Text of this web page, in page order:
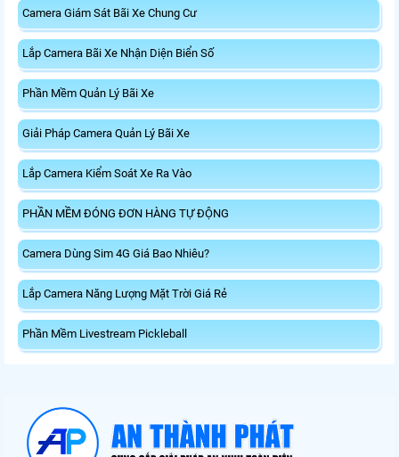
Camera Giám Sát Bãi Xe Chung Cư
Lắp Camera Bãi Xe Nhận Diện Biển Số
Phần Mềm Quản Lý Bãi Xe
Giải Pháp Camera Quản Lý Bãi Xe
Lắp Camera Kiểm Soát Xe Ra Vào
PHẦN MỀM ĐÓNG ĐƠN HÀNG TỰ ĐỘNG
Camera Dùng Sim 4G Giá Bao Nhiêu?
Lắp Camera Năng Lượng Mặt Trời Giá Rẻ
Phần Mềm Livestream Pickleball